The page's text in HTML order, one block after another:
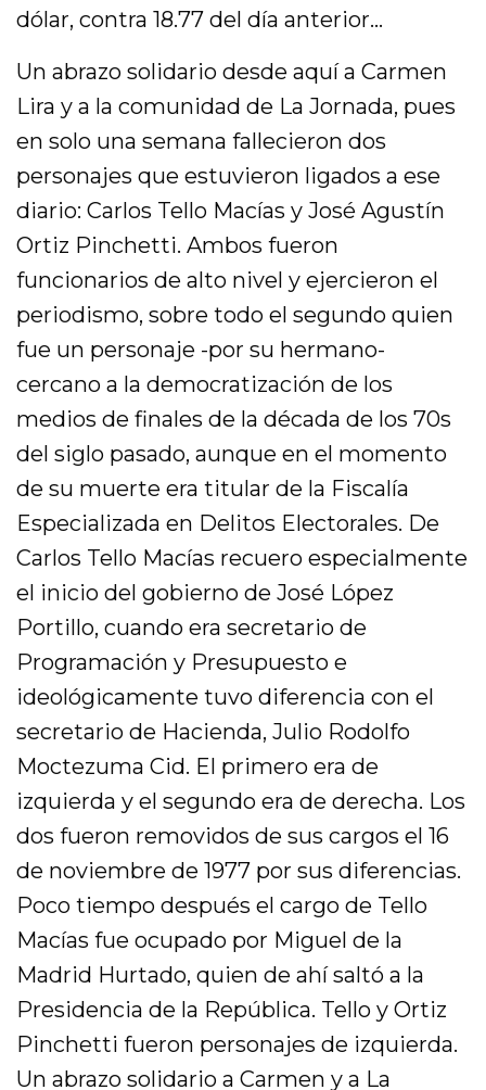
dólar, contra 18.77 del día anterior…
Un abrazo solidario desde aquí a Carmen
Lira y a la comunidad de La Jornada, pues
en solo una semana fallecieron dos
personajes que estuvieron ligados a ese
diario: Carlos Tello Macías y José Agustín
Ortiz Pinchetti. Ambos fueron
funcionarios de alto nivel y ejercieron el
periodismo, sobre todo el segundo quien
fue un personaje -por su hermano-
cercano a la democratización de los
medios de finales de la década de los 70s
del siglo pasado, aunque en el momento
de su muerte era titular de la Fiscalía
Especializada en Delitos Electorales. De
Carlos Tello Macías recuero especialmente
el inicio del gobierno de José López
Portillo, cuando era secretario de
Programación y Presupuesto e
ideológicamente tuvo diferencia con el
secretario de Hacienda, Julio Rodolfo
Moctezuma Cid. El primero era de
izquierda y el segundo era de derecha. Los
dos fueron removidos de sus cargos el 16
de noviembre de 1977 por sus diferencias.
Poco tiempo después el cargo de Tello
Macías fue ocupado por Miguel de la
Madrid Hurtado, quien de ahí saltó a la
Presidencia de la República. Tello y Ortiz
Pinchetti fueron personajes de izquierda.
Un abrazo solidario a Carmen y a La